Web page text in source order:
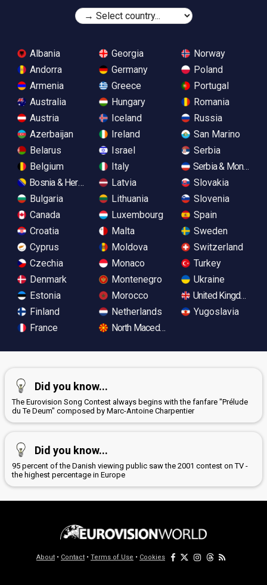
Albania
Andorra
Armenia
Australia
Austria
Azerbaijan
Belarus
Belgium
Bosnia & Herzegovina
Bulgaria
Canada
Croatia
Cyprus
Czechia
Denmark
Estonia
Finland
France
Georgia
Germany
Greece
Hungary
Iceland
Ireland
Israel
Italy
Latvia
Lithuania
Luxembourg
Malta
Moldova
Monaco
Montenegro
Morocco
Netherlands
North Macedonia
Norway
Poland
Portugal
Romania
Russia
San Marino
Serbia
Serbia &
Slovakia
Slovenia
Spain
Sweden
Switzerland
Turkey
Ukraine
United Kingdom
Yugoslavia
Did you know...
The Eurovision Song Contest always begins with the fanfare "Prélude
du Te Deum" composed by Marc-Antoine Charpentier
Did you know...
95 percent of the Danish viewing public saw the 2001 contest on TV -
the highest percentage in Europe
About • Contact • Terms of Use • Cookies